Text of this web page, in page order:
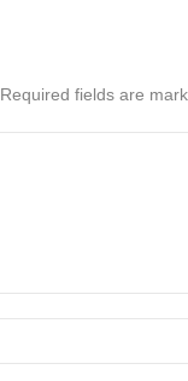
Required fields are